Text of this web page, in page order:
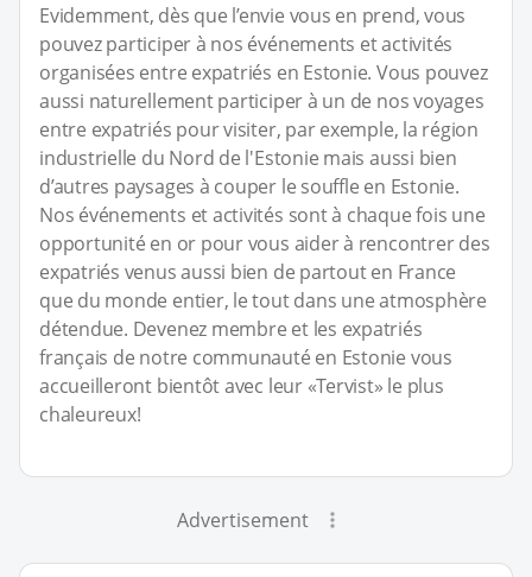
Evidemment, dès que l’envie vous en prend, vous
pouvez participer à nos événements et activités
organisées entre expatriés en Estonie. Vous pouvez
aussi naturellement participer à un de nos voyages
entre expatriés pour visiter, par exemple, la région
industrielle du Nord de l'Estonie mais aussi bien
d’autres paysages à couper le souffle en Estonie.
Nos événements et activités sont à chaque fois une
opportunité en or pour vous aider à rencontrer des
expatriés venus aussi bien de partout en France
que du monde entier, le tout dans une atmosphère
détendue. Devenez membre et les expatriés
français de notre communauté en Estonie vous
accueilleront bientôt avec leur «Tervist» le plus
chaleureux!
Advertisement